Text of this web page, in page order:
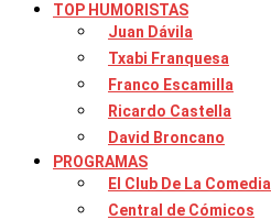
TOP HUMORISTAS
Juan Dávila
Txabi Franquesa
Franco Escamilla
Ricardo Castella
David Broncano
PROGRAMAS
El Club De La Comedia
Central de Cómicos